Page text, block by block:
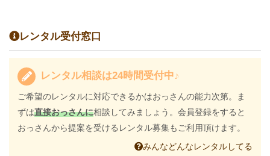
レンタル受付窓口
レンタル相談は24時間受付中♪
ご希望のレンタルに対応できるかはおっさんの能力次第。ま
ずは直接おっさんに相談してみましょう。会員登録をすると
おっさんから提案を受けるレンタル募集もご利用頂けます。
みんなどんなレンタルしてる